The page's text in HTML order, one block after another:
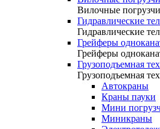
Вилочные
Гидравлические
Гидравлические
Грейферы
Грейферы
Грузоподъемная
Грузоподъемная
Автокраны
Краны пауки
Мини
Миникраны